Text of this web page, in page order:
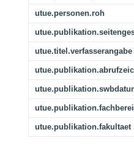
utue.personen.roh
utue.titel.verfasserangabe
utue.publikation.fakultaet